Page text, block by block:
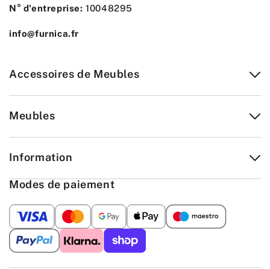
N° d'entreprise: 10048295
info@furnica.fr
Accessoires de Meubles
Meubles
Information
Modes de paiement